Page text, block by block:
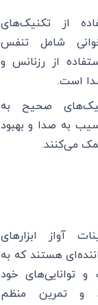
از تکنیک‌های
شامل تنفس
از رزنانس و
است.
صحیح به
به صدا و بهبود
می‌کنند.
آواز ابزارهای
هستند که به
و توانایی‌های خود
و تمرین منظم